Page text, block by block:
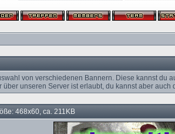
von verschiedenen Bannern. Diese kannst
über unseren Server ist erlaubt, du kannst aber
468x60, ca. 211KB